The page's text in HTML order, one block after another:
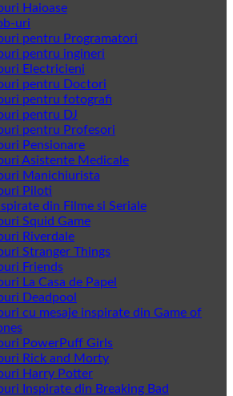
Haioase
uri
pentru Programatori
pentru ingineri
Electricieni
pentru Doctori
pentru fotografi
pentru DJ
pentru Profesori
Pensionare
Asistente Medicale
Manichiurista
Piloti
din Filme si Seriale
Squid Game
Riverdale
Stranger Things
Friends
La Casa de Papel
Deadpool
cu mesaje inspirate din Game of
PowerPuff Girls
Rick and Morty
Harry Potter
Inspirate din Breaking Bad